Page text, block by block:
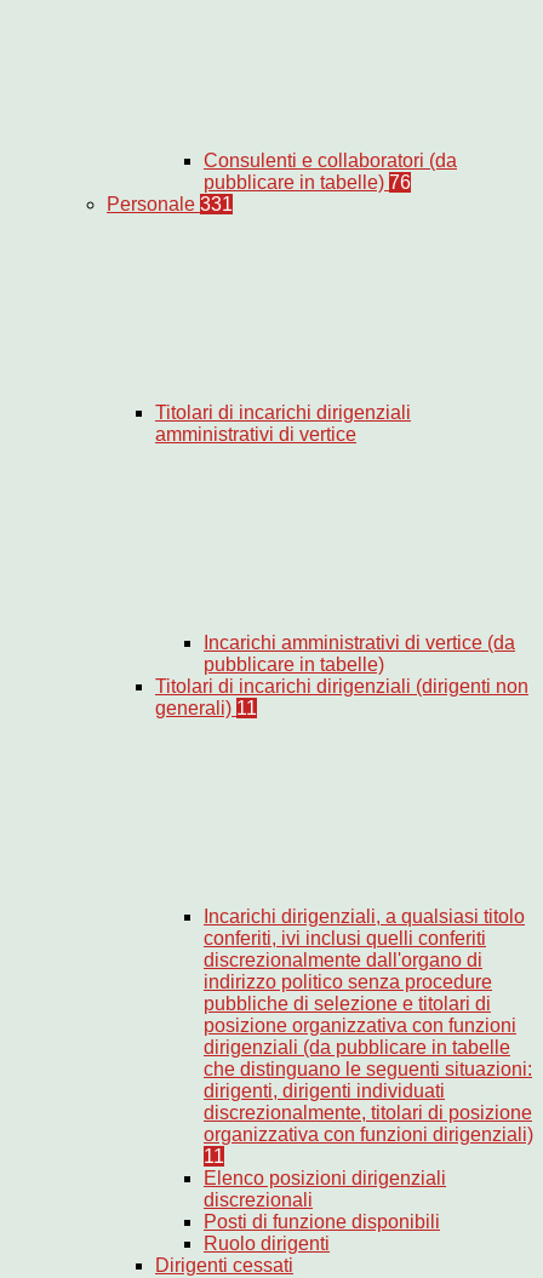
Consulenti e collaboratori (da
pubblicare in tabelle) 76
Personale 331
Titolari di incarichi dirigenziali
amministrativi di vertice
Incarichi amministrativi di vertice (da
pubblicare in tabelle)
Titolari di incarichi dirigenziali (dirigenti non
generali) 11
Incarichi dirigenziali, a qualsiasi titolo
conferiti, ivi inclusi quelli conferiti
discrezionalmente dall'organo di
indirizzo politico senza procedure
pubbliche di selezione e titolari di
posizione organizzativa con funzioni
dirigenziali (da pubblicare in tabelle
che distinguano le seguenti situazioni:
dirigenti, dirigenti individuati
discrezionalmente, titolari di posizione
organizzativa con funzioni dirigenziali)
11
Elenco posizioni dirigenziali
discrezionali
Posti di funzione disponibili
Ruolo dirigenti
Dirigenti cessati